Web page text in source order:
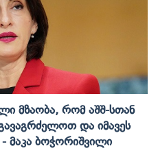
Მზაობა, Რომ Აშშ-Სთან
Და Იმავეს
Მაკა Ბოჭორიშვილი